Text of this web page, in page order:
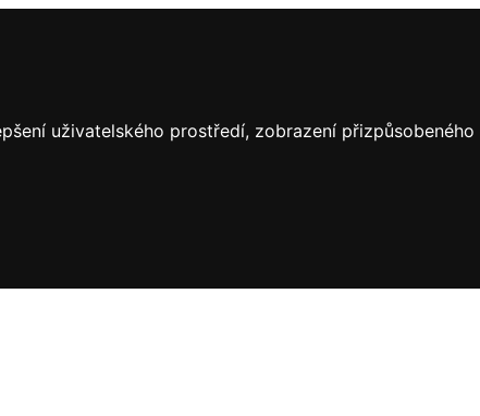
uživatelského prostředí, zobrazení přizpůsobeného